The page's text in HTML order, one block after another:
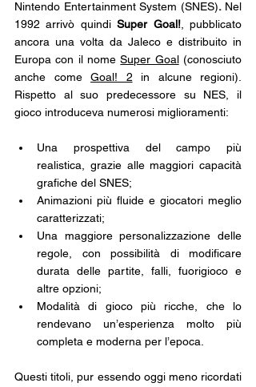
Nintendo Entertainment System (SNES). Nel
1992 arrivò quindi Super Goal!, pubblicato
ancora una volta da Jaleco e distribuito in
Europa con il nome Super Goal (conosciuto
anche come Goal! 2 in alcune regioni).
Rispetto al suo predecessore su NES, il
gioco introduceva numerosi miglioramenti:
Una prospettiva del campo più
realistica, grazie alle maggiori capacità
grafiche del SNES;
Animazioni più fluide e giocatori meglio
caratterizzati;
Una maggiore personalizzazione delle
regole, con possibilità di modificare
durata delle partite, falli, fuorigioco e
altre opzioni;
Modalità di gioco più ricche, che lo
rendevano un’esperienza molto più
completa e moderna per l’epoca.
Questi titoli, pur essendo oggi meno ricordati